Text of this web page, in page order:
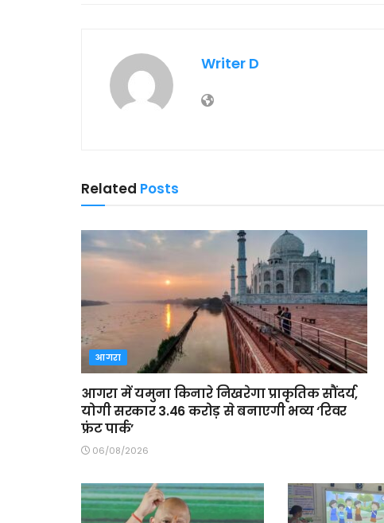
Writer D
Related Posts
आगरा
आगरा में यमुना किनारे निखरेगा प्राकृतिक सौंदर्य,
योगी सरकार 3.46 करोड़ से बनाएगी भव्य ‘रिवर
फ्रंट पार्क’
06/08/2026